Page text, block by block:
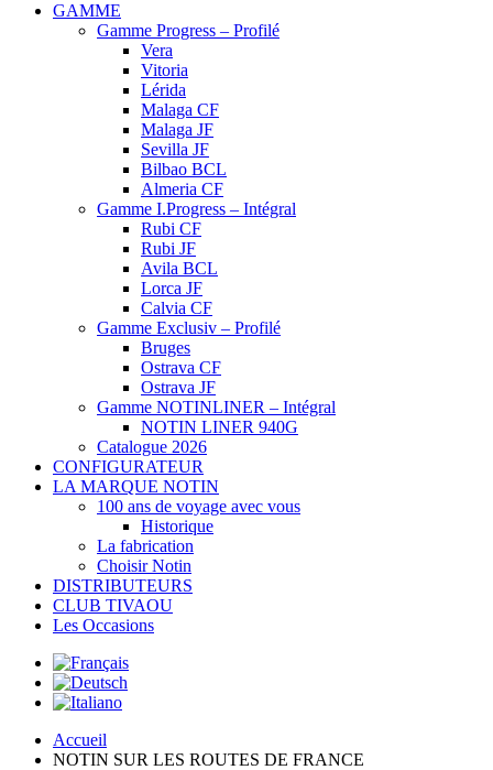
GAMME
Gamme Progress – Profilé
Vera
Vitoria
Lérida
Malaga CF
Malaga JF
Sevilla JF
Bilbao BCL
Almeria CF
Gamme I.Progress – Intégral
Rubi CF
Rubi JF
Avila BCL
Lorca JF
Calvia CF
Gamme Exclusiv – Profilé
Bruges
Ostrava CF
Ostrava JF
Gamme NOTINLINER – Intégral
NOTIN LINER 940G
Catalogue 2026
CONFIGURATEUR
LA MARQUE NOTIN
100 ans de voyage avec vous
Historique
La fabrication
Choisir Notin
DISTRIBUTEURS
CLUB TIVAOU
Les Occasions
Accueil
NOTIN SUR LES ROUTES DE FRANCE